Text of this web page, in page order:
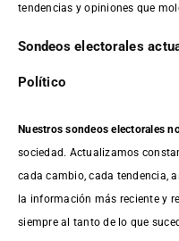
tendencias y opiniones que
Sondeos electorales
Político
Nuestros sondeos electorales
sociedad. Actualizamos
cada cambio, cada tendencia,
la información más reciente y
siempre al tanto de lo que